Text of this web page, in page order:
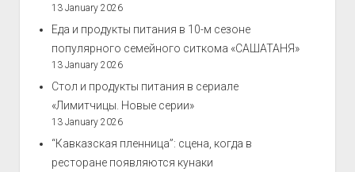
13 January 2026
Еда и продукты питания в 10-м сезоне
популярного семейного ситкома «САШАТАНЯ»
13 January 2026
Стол и продукты питания в сериале
«Лимитчицы. Новые серии»
13 January 2026
“Кавказская пленница”: сцена, когда в
ресторане появляются кунаки